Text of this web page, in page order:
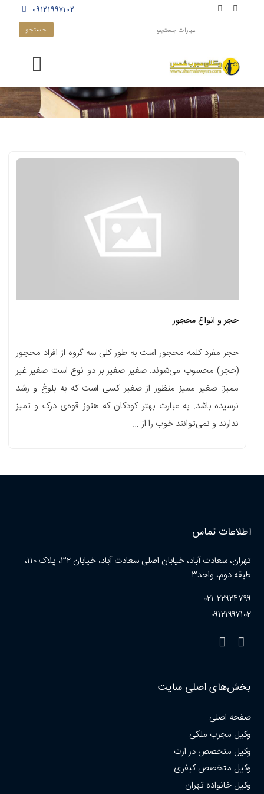
۰۹۱۲۱۹۹۷۱۰۲
حجر و انواع محجور
حجر مفرد کلمه محجور است به طور کلی سه گروه از افراد محجور
(حجر) محسوب‌ می‌شوند: صغیر صغیر بر دو نوع است صغیر غیر
ممیز: صغیر ممیز منظور از صغیر کسی است که به بلوغ و رشد
نرسیده باشد. به عبارت بهتر کودکان که هنوز قوه‌ی درک و تمیز
ندارند و نمی‌توانند خوب را از …
اطلاعات تماس
تهران، سعادت آباد، خیابان اصلی سعادت آباد، خیابان ۳۲، پلاک ۱۱۰،
طبقه دوم، واحد۳
۰۲۱-۲۲۹۲۴۷۹۹
۰۹۱۲۱۹۹۷۱۰۲
بخش‌های اصلی سایت
صفحه اصلی
وکیل مجرب ملکی
وکیل متخصص در ارث
وکیل متخصص کیفری
وکیل خانواده تهران